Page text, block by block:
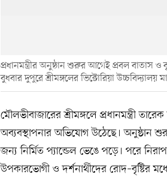
প্রধানমন্ত্রীর অনুষ্ঠান শুরুর আগেই প্রবল বাতাস ও
বুধবার দুপুরে শ্রীমঙ্গলের ভিক্টোরিয়া উচ্চবিদ্যালয়
মৌলভীবাজারের শ্রীমঙ্গলে প্রধানমন্ত্রী
অব্যবস্থাপনার অভিযোগ উঠেছে। অনুষ্ঠান
জন্য নির্মিত প্যান্ডেল ভেঙে পড়ে। পরে
উপকারভোগী ও দর্শনার্থীদের রোদ–বৃষ্টির